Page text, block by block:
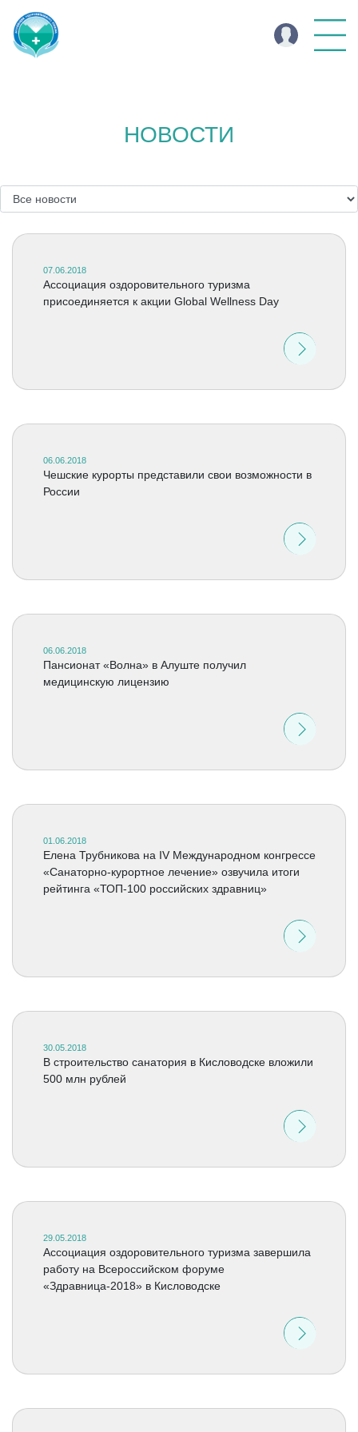
НОВОСТИ
07.06.2018
Ассоциация оздоровительного туризма
присоединяется к акции Global Wellness Day
06.06.2018
Чешские курорты представили свои возможности в
России
06.06.2018
Пансионат «Волна» в Алуште получил
медицинскую лицензию
01.06.2018
Елена Трубникова на IV Международном конгрессе
«Санаторно-курортное лечение» озвучила итоги
рейтинга «ТОП-100 российских здравниц»
30.05.2018
В строительство санатория в Кисловодске вложили
500 млн рублей
29.05.2018
Ассоциация оздоровительного туризма завершила
работу на Всероссийском форуме
«Здравница-2018» в Кисловодске